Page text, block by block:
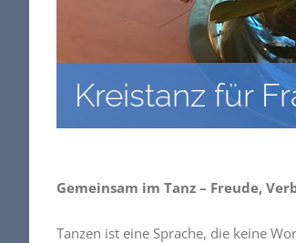
Kreistanz für
Gemeinsam im Tanz – Freude,
Tanzen ist eine Sprache, die keine